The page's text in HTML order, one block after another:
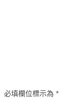
必填欄位標示為*